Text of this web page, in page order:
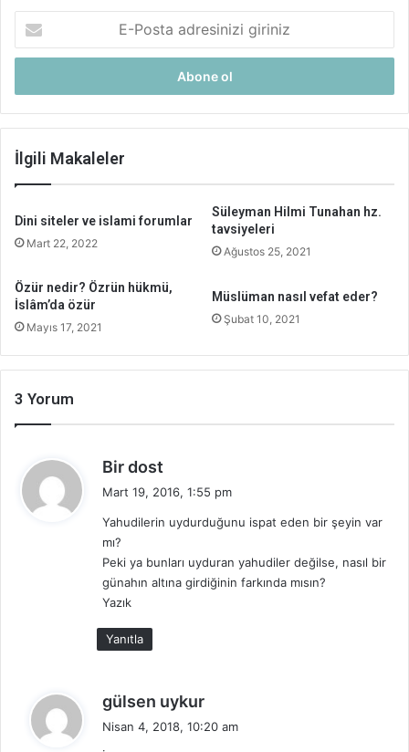
Posta
adresinizi
İlgili Makaleler
Dini siteler ve islami forumlar
Mart 22, 2022
Süleyman Hilmi Tunahan hz.
tavsiyeleri
Ağustos 25, 2021
Özür nedir? Özrün hükmü,
İslâm’da özür
Mayıs 17, 2021
Müslüman nasıl vefat eder?
Şubat 10, 2021
3 Yorum
Bir dost
i
i
:
Mart 19, 2016, 1:55 pm
Yahudilerin uydurduğunu ispat eden bir şeyin var
mı?
Peki ya bunları uyduran yahudiler değilse, nasıl bir
günahın altına girdiğinin farkında mısın?
Yazık
Yanıtla
gülsen uykur
Nisan 4, 2018, 10:20 am